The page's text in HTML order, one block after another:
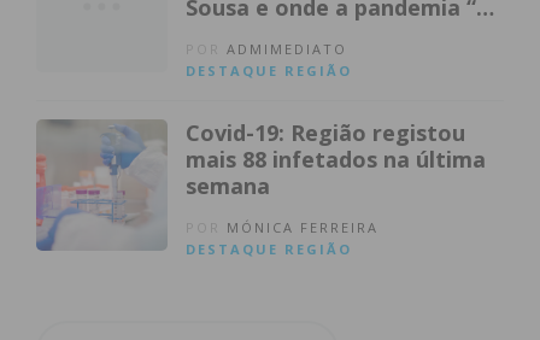
Sousa e onde a pandemia “se
PORADMIMEDIATO
DESTAQUE REGIÃO
Covid-19: Região registou
mais 88 infetados na última
semana
MÓNICA FERREIRA
DESTAQUE REGIÃO